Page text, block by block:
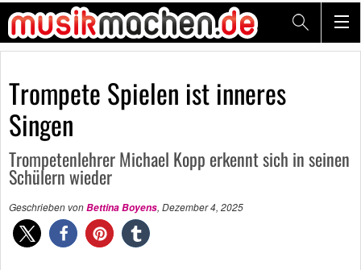
Trompete Spielen ist inneres
Singen
Trompetenlehrer Michael Kopp erkennt sich in seinen
Schülern wieder
Geschrieben vonBettina Boyens, Dezember 4, 2025